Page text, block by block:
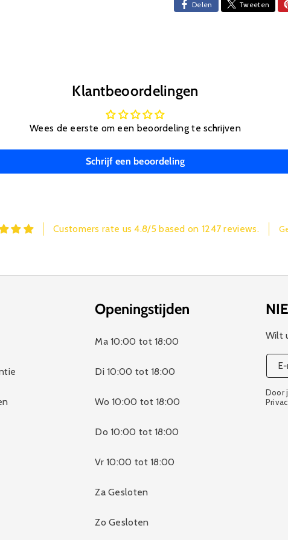
Delen Tweeten
Klantbeoordelingen
Wees de eerste om een beoordeling te schrijven
Schrijf een beoordeling
Customers rate us 4.8/5 based on 1247 reviews.
Openingstijden
Ma 10:00 tot 18:00
Di 10:00 tot 18:00
Wo 10:00 tot 18:00
Do 10:00 tot 18:00
Vr 10:00 tot 18:00
Za Gesloten
Zo Gesloten
Wilt
Door